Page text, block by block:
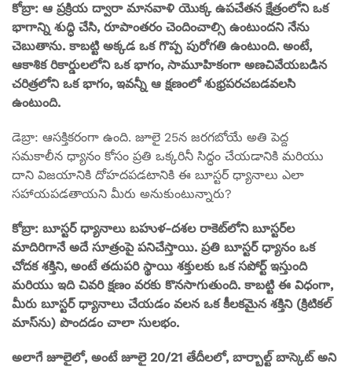
కోబ్రా: ఆ ప్రక్రియ ద్వారా మానవాళి యొక్క ఉపచేతన క్షేత్రంలోని ఒక
భాగాన్ని శుద్ధి చేసి, రూపాంతరం చెందించాల్సి ఉంటుందని నేను
చెబుతాను. కాబట్టి అక్కడ ఒక గొప్ప పురోగతి ఉంటుంది. అంటే,
ఆకాశిక రికార్డులలోని ఒక భాగం, సామూహికంగా అణచివేయబడిన
చరిత్రలోని ఒక భాగం, ఇవన్నీ ఆ క్షణంలో శుభ్రపరచబడవలసి
ఉంటుంది.
డెబ్రా: ఆసక్తికరంగా ఉంది. జూలై 25న జరగబోయే అతి పెద్ద
సమకాలీన ధ్యానం కోసం ప్రతి ఒక్కరినీ సిద్ధం చేయడానికి మరియు
దాని విజయానికి దోహదపడటానికి ఈ బూస్టర్ ధ్యానాలు ఎలా
సహాయపడతాయని మీరు అనుకుంటున్నారు?
కోబ్రా: బూస్టర్ ధ్యానాలు బహుళ-దశల రాకెట్‌లోని బూస్టర్‌ల
మాదిరిగానే అదే సూత్రంపై పనిచేస్తాయి. ప్రతి బూస్టర్ ధ్యానం ఒక
చోదక శక్తిని, అంటే తదుపరి స్థాయి శక్తులకు ఒక సపోర్ట్ ఇస్తుంది
మరియు ఇది చివరి క్షణం వరకు కొనసాగుతుంది. కాబట్టి ఈ విధంగా,
మీరు బూస్టర్ ధ్యానాలు చేయడం వలన ఒక కీలకమైన శక్తిని (క్రిటికల్
మాస్‌ను) పొందడం చాలా సులభం.
అలాగే జూలైలో, అంటే జూలై 20/21 తేదీలలో, బార్బాల్ట్ బాస్కెట్ అని